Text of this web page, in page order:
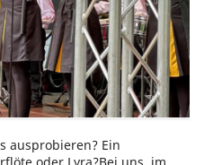
ausprobieren? Ein